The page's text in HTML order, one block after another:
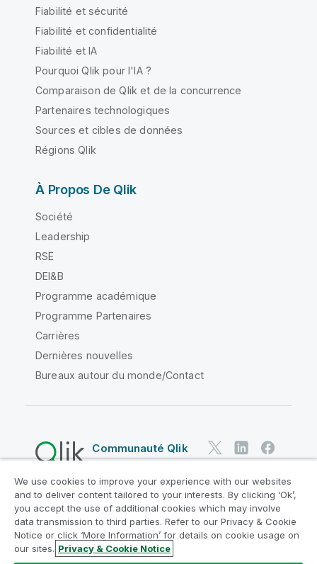
Fiabilité et sécurité
Fiabilité et confidentialité
Fiabilité et IA
Pourquoi Qlik pour l'IA ?
Comparaison de Qlik et de la concurrence
Partenaires technologiques
Sources et cibles de données
Régions Qlik
À Propos De Qlik
Société
Leadership
RSE
DEI&B
Programme académique
Programme Partenaires
Carrières
Dernières nouvelles
Bureaux autour du monde/Contact
Communauté Qlik
Contrats juridiques
Conditions d'utilisation des produits
Legal Policies
Conditions légales
Conditions d'utilisation
Marques
We use cookies to improve your experience with our websites
and to deliver content tailored to your interests. By clicking ‘Ok’,
you accept the use of additional cookies which may involve
data transmission to third parties. Refer to our Privacy & Cookie
Notice or click ‘More Information’ for details on cookie usage on
our sites. Privacy & Cookie Notice